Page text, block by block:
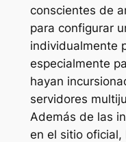
conscientes de
para configurar
individualmente
especialmente
hayan
servidores
Además de las
en el sitio oficial,